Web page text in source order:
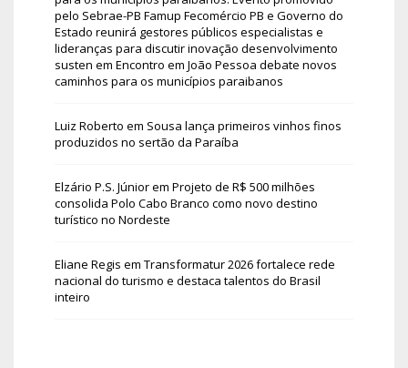
pelo Sebrae-PB Famup Fecomércio PB e Governo do
Estado reunirá gestores públicos especialistas e
lideranças para discutir inovação desenvolvimento
susten em Encontro em João Pessoa debate novos
caminhos para os municípios paraibanos
Luiz Roberto em Sousa lança primeiros vinhos finos
produzidos no sertão da Paraíba
Elzário P.S. Júniorem Projeto de R$ 500 milhões
consolida Polo Cabo Branco como novo destino
turístico no Nordeste
Eliane Regis em Transformatur 2026 fortalece rede
nacional do turismo e destaca talentos do Brasil
inteiro